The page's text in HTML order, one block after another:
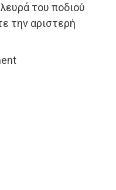
του ποδιού
την αριστερή